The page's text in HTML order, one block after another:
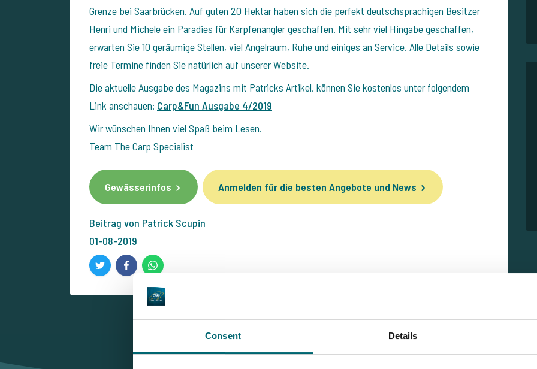
Consent Details
Grenze bei Saarbrücken. Auf guten 20 Hektar haben sich die perfekt deutschsprachigen Besitzer
Henri und Michele ein Paradies für Karpfenangler geschaffen. Mit sehr viel Hingabe geschaffen,
erwarten Sie 10 geräumige Stellen, viel Angelraum, Ruhe und einiges an Service. Alle Details sowie
freie Termine finden Sie natürlich auf unserer Website.
Die aktuelle Ausgabe des Magazins mit Patricks Artikel, können Sie kostenlos unter folgendem
Link anschauen: Carp&Fun Ausgabe 4/2019
Wir wünschen Ihnen viel Spaß beim Lesen.
Team The Carp Specialist
Gewässerinfos Anmelden für die besten Angebote und News
Beitrag von Patrick Scupin
01-08-2019